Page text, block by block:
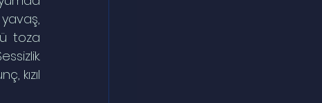
toza
kızıl